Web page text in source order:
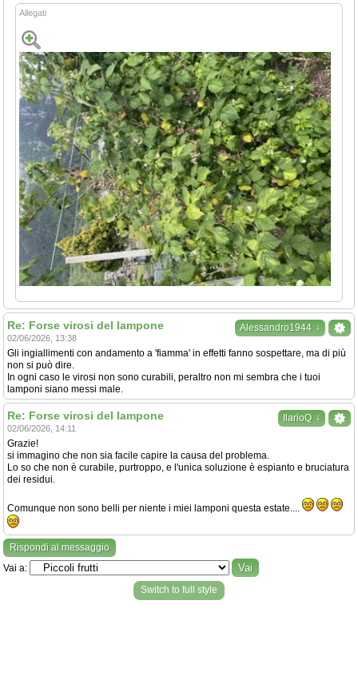
Allegati
Alessandro1944 ↓
Re: Forse virosi del lampone
02/06/2026, 13:38
Gli ingiallimenti con andamento a 'fiamma' in effetti fanno sospettare, ma di più
non si può dire.
In ogni caso le virosi non sono curabili, peraltro non mi sembra che i tuoi
lamponi siano messi male.
IlarioQ ↓
Re: Forse virosi del lampone
02/06/2026, 14:11
Grazie!
si immagino che non sia facile capire la causa del problema.
Lo so che non è curabile, purtroppo, e l'unica soluzione è espianto e bruciatura
dei residui.
Comunque non sono belli per niente i miei lamponi questa estate....
Rispondi al messaggio
Vai a:
Switch to full style